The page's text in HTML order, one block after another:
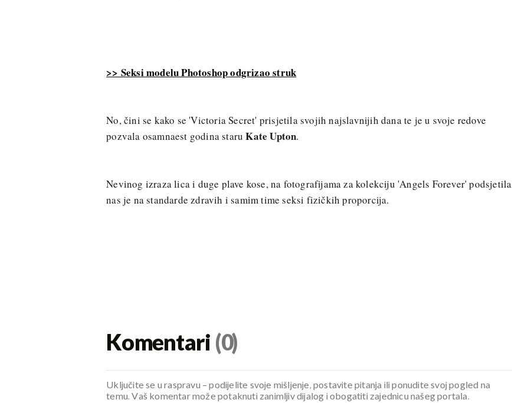
>> Seksi modelu Photoshop odgrizao struk
No, čini se kako se 'Victoria Secret' prisjetila svojih najslavnijih dana te je u svoje redove
pozvala osamnaest godina staruKate Upton.
Nevinog izraza lica i duge plave kose, na fotografijama za kolekciju 'Angels Forever' podsjetila
nas je na standarde zdravih i samim time seksi fizičkih proporcija.
Komentari (0)
Uključite se u raspravu – podijelite svoje mišljenje, postavite pitanja ili ponudite svoj pogled na
temu. Vaš komentar može potaknuti zanimljiv dijalog i obogatiti zajednicu našeg portala.